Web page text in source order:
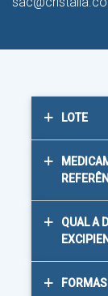
LOTE
QUAL A